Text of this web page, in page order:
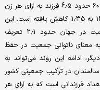
رئیسی اعلام کرد نرخ باروری که در دهه‌ ۶۰ حدود 6.5 فرزند به ازای هر زن
بود، در سال ۱۴۰۲ به 1.6 و در سال ۱۴۰۴ به 1.35 کاهش یافته است. این
در حالی است که نرخ جانشینی جمعیت در جهان حدود 2.1 تعریف
معنای ناتوانی جمعیت در حفظ
ادامه این روند می‌تواند به
در ترکیب جمعیتی کشور
فرزندانی است که به ازای هر